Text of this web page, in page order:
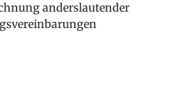
anderslautender